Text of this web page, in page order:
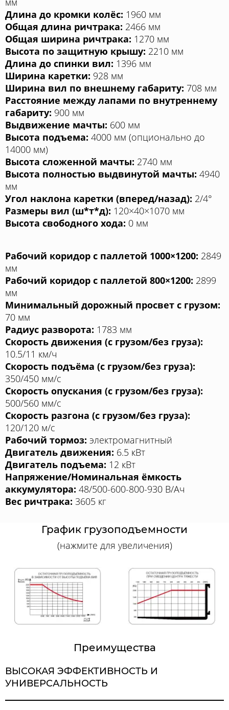
Длина до кромки колёс: 1960 мм
Общая длина ричтрака: 2466 мм
Общая ширина ричтрака: 1270 мм
Высота по защитную крышу: 2210 мм
Длина до спинки вил: 1396 мм
Ширина каретки: 928 мм
Ширина вил по внешнему габариту: 708 мм
Расстояние между лапами по внутреннему
габариту: 900 мм
Выдвижение мачты: 600 мм
Высота подъема: 4000 мм (опционально до
14000 мм)
Высота сложенной мачты: 2740 мм
Высота полностью выдвинутой мачты: 4940
мм
Угол наклона каретки (вперед/назад): 2/4°
Размеры вил (ш*т*д): 120×40×1070 мм
Высота свободного хода: 0 мм
Рабочий коридор с паллетой 1000×1200: 2849
мм
Рабочий коридор с паллетой 800×1200: 2899
мм
Минимальный дорожный просвет с грузом:
70 мм
Радиус разворота: 1783 мм
Скорость движения (с грузом/без груза):
10.5/11 км/ч
Скорость подъёма (с грузом/без груза):
350/450 мм/с
Скорость опускания (с грузом/без груза):
500/560 мм/с
Скорость разгона (с грузом/без груза):
120/120 м/с
Рабочий тормоз: электромагнитный
Двигатель движения: 6.5 кВт
Двигатель подъема: 12 кВт
Напряжение/Номинальная ёмкость
аккумулятора: 48/500-600-800-930 В/Ач
Вес ричтрака: 3605 кг
График грузоподъемности
(нажмите для увеличения)
Преимущества
ВЫСОКАЯ ЭФФЕКТИВНОСТЬ И
УНИВЕРСАЛЬНОСТЬ